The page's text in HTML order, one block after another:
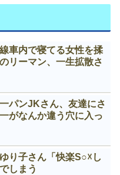
線車内で寝てる女性を揉
リーマン、一生拡散さ
一パンJKさん、友達にさ
がなんか違う穴に入っ
り子さん「快楽S○☓し
しまう